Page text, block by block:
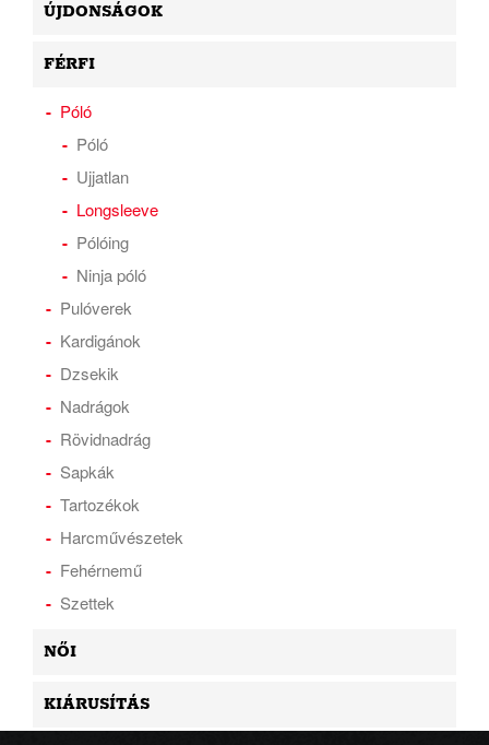
ÚJDONSÁGOK
FÉRFI
Póló
Póló
Ujjatlan
Longsleeve
Pólóing
Ninja póló
Pulóverek
Kardigánok
Dzsekik
Nadrágok
Rövidnadrág
Sapkák
Tartozékok
Harcművészetek
Fehérnemű
Szettek
NŐI
KIÁRUSÍTÁS